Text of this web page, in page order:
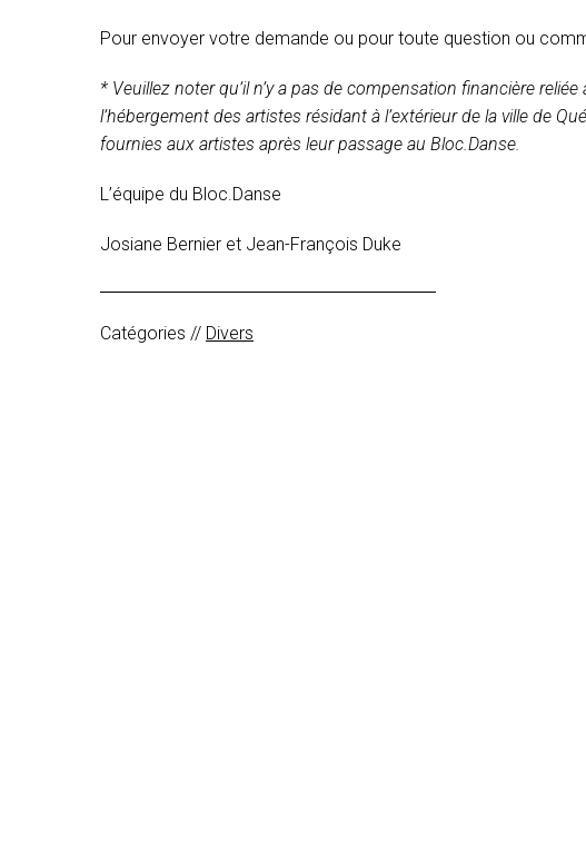
Pour envoyer votre demande ou pour toute question ou
* Veuillez noter qu’il n’y a pas de compensation financière
l’hébergement des artistes résidant à l’extérieur de la ville de
fournies aux artistes après leur passage au Bloc.Danse.
L’équipe du Bloc.Danse
Josiane Bernier et Jean-François Duke
Catégories // Divers